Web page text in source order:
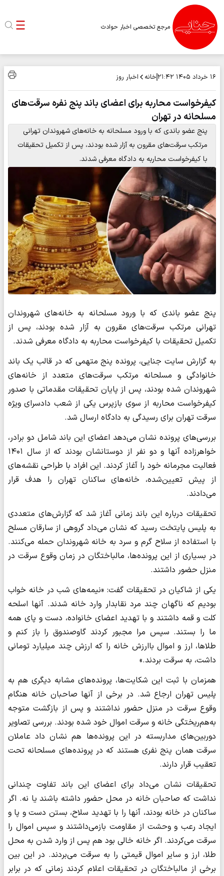
مرجع تخصصی اخبار حوادث
۱۶ خرداد ۱۴۰۵ ۲۱:۴۲ خانه اخبار روز
کیفرخواست محاربه برای اعضای باند پنج نفره سرقت‌های
مسلحانه در تهران
پنج عضو باندی که با ورود مسلحانه به خانه‌های شهروندان تهرانی
مرتکب سرقت‌های مقرون به آزار شده بودند، پس از تکمیل تحقیقات
با کیفرخواست محاربه به دادگاه معرفی شدند.
پنج عضو باندی که با ورود مسلحانه به خانه‌های شهروندان
تهرانی مرتکب سرقت‌های مقرون به آزار شده بودند، پس از
تکمیل تحقیقات با کیفرخواست محاربه به دادگاه معرفی شدند.
به گزارش سایت جنایی، پرونده پنج متهمی که در قالب یک باند
خانوادگی و مسلحانه مرتکب سرقت‌های متعدد از خانه‌های
شهروندان شده بودند، پس از پایان تحقیقات مقدماتی با صدور
کیفرخواست محاربه از سوی بازپرس یکی از شعب دادسرای ویژه
سرقت تهران برای رسیدگی به دادگاه ارسال شد.
بررسی‌های پرونده نشان می‌دهد اعضای این باند شامل دو برادر،
خواهرزاده آنها و دو نفر از دوستانشان بودند که از سال ۱۴۰۱
فعالیت مجرمانه خود را آغاز کردند. این افراد با طراحی نقشه‌های
از پیش تعیین‌شده، خانه‌های ساکنان تهران را هدف قرار
می‌دادند.
تحقیقات درباره این باند زمانی آغاز شد که گزارش‌های متعددی
به پلیس پایتخت رسید که نشان می‌داد گروهی از سارقان مسلح
با استفاده از سلاح گرم و سرد به خانه شهروندان حمله می‌کنند.
در بسیاری از این پرونده‌ها، مالباختگان در زمان وقوع سرقت در
منزل حضور داشتند.
یکی از شاکیان در تحقیقات گفت: «نیمه‌های شب در خانه خواب
بودیم که ناگهان چند مرد نقابدار وارد خانه شدند. آنها اسلحه
کلت و قمه داشتند و با تهدید اعضای خانواده، دست و پای همه
ما را بستند. سپس مرا مجبور کردند گاوصندوق را باز کنم و
طلاها، ارز و اموال باارزش خانه را که ارزش چند میلیارد تومانی
داشت، به سرقت بردند.»
همزمان با ثبت این شکایت‌ها، پرونده‌های مشابه دیگری هم به
پلیس تهران ارجاع شد. در برخی از آنها صاحبان خانه هنگام
وقوع سرقت در منزل حضور نداشتند و پس از بازگشت متوجه
به‌هم‌ریختگی خانه و سرقت اموال خود شده بودند. بررسی تصاویر
دوربین‌های مداربسته در این پرونده‌ها هم نشان داد عاملان
سرقت همان پنج نفری هستند که در پرونده‌های مسلحانه تحت
تعقیب قرار دارند.
تحقیقات نشان می‌داد برای اعضای این باند تفاوت چندانی
نداشت که صاحبان خانه در محل حضور داشته باشند یا نه. اگر
ساکنان در خانه بودند، آنها را با تهدید سلاح، بستن دست و پا و
ایجاد رعب و وحشت از مقاومت بازمی‌داشتند و سپس اموال را
سرقت می‌کردند. اگر خانه خالی بود هم پس از وارد شدن به محل
طلا، ارز و سایر اموال قیمتی را به سرقت می‌بردند. در این بین
برخی از مالباختگان در تحقیقات اعلام کردند زمانی که در برابر